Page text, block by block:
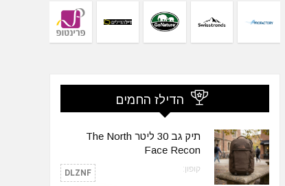
הדילז החמים
תיק גב 30 ליטר The North
Face Recon
קופון: DLZNF